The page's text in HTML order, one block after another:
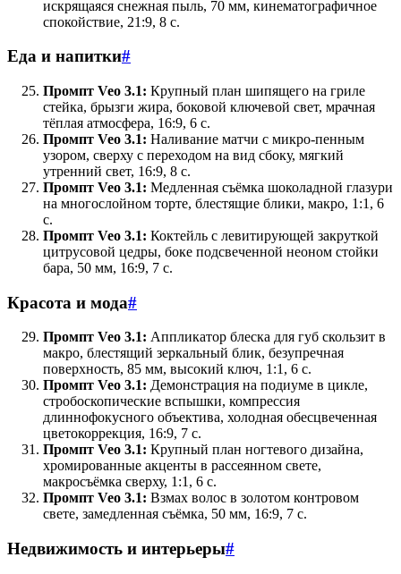
искрящаяся снежная пыль, 70 мм, кинематографичное
спокойствие, 21:9, 8 с.
Еда и напитки#
Промпт Veo 3.1: Крупный план шипящего на гриле
стейка, брызги жира, боковой ключевой свет, мрачная
тёплая атмосфера, 16:9, 6 с.
Промпт Veo 3.1: Наливание матчи с микро-пенным
узором, сверху с переходом на вид сбоку, мягкий
утренний свет, 16:9, 8 с.
Промпт Veo 3.1: Медленная съёмка шоколадной глазури
на многослойном торте, блестящие блики, макро, 1:1, 6
с.
Промпт Veo 3.1: Коктейль с левитирующей закруткой
цитрусовой цедры, боке подсвеченной неоном стойки
бара, 50 мм, 16:9, 7 с.
Красота и мода#
Промпт Veo 3.1: Аппликатор блеска для губ скользит в
макро, блестящий зеркальный блик, безупречная
поверхность, 85 мм, высокий ключ, 1:1, 6 с.
Промпт Veo 3.1: Демонстрация на подиуме в цикле,
стробоскопические вспышки, компрессия
длиннофокусного объектива, холодная обесцвеченная
цветокоррекция, 16:9, 7 с.
Промпт Veo 3.1: Крупный план ногтевого дизайна,
хромированные акценты в рассеянном свете,
макросъёмка сверху, 1:1, 6 с.
Промпт Veo 3.1: Взмах волос в золотом контровом
свете, замедленная съёмка, 50 мм, 16:9, 7 с.
Недвижимость и интерьеры#